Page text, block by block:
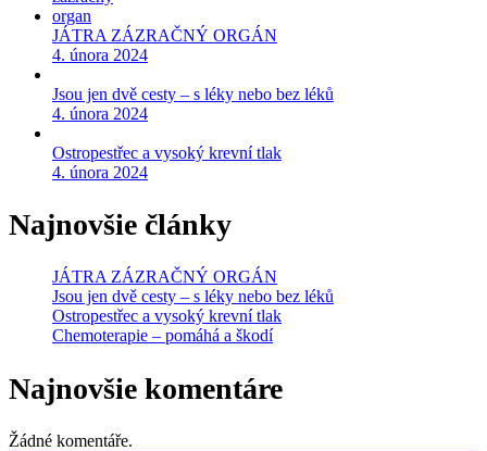
JÁTRA ZÁZRAČNÝ ORGÁN
4. února 2024
Jsou jen dvě cesty – s léky nebo bez léků
4. února 2024
Ostropestřec a vysoký krevní tlak
4. února 2024
Najnovšie články
JÁTRA ZÁZRAČNÝ ORGÁN
Jsou jen dvě cesty – s léky nebo bez léků
Ostropestřec a vysoký krevní tlak
Chemoterapie – pomáhá a škodí
Najnovšie komentáre
Žádné komentáře.